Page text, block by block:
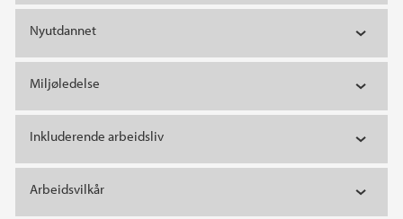
Nyutdannet
Miljøledelse
Inkluderende arbeidsliv
Arbeidsvilkår